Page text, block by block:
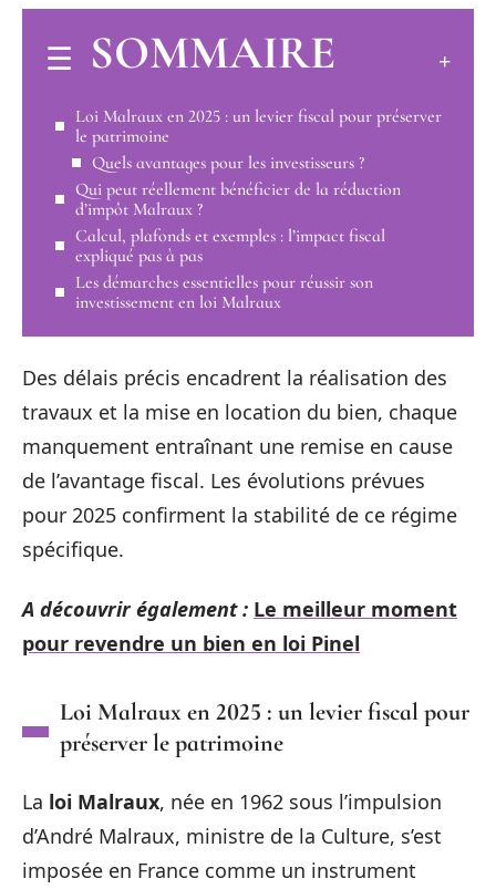
SOMMAIRE
Loi Malraux en 2025 : un levier fiscal pour préserver
le patrimoine
Quels avantages pour les investisseurs ?
Qui peut réellement bénéficier de la réduction
d’impôt Malraux ?
Calcul, plafonds et exemples : l’impact fiscal
expliqué pas à pas
Les démarches essentielles pour réussir son
investissement en loi Malraux
Des délais précis encadrent la réalisation des
travaux et la mise en location du bien, chaque
manquement entraînant une remise en cause
de l’avantage fiscal. Les évolutions prévues
pour 2025 confirment la stabilité de ce régime
spécifique.
A découvrir également : Le meilleur moment
pour revendre un bien en loi Pinel
Loi Malraux en 2025 : un levier fiscal pour
préserver le patrimoine
La loi Malraux, née en 1962 sous l’impulsion
d’André Malraux, ministre de la Culture, s’est
imposée en France comme un instrument